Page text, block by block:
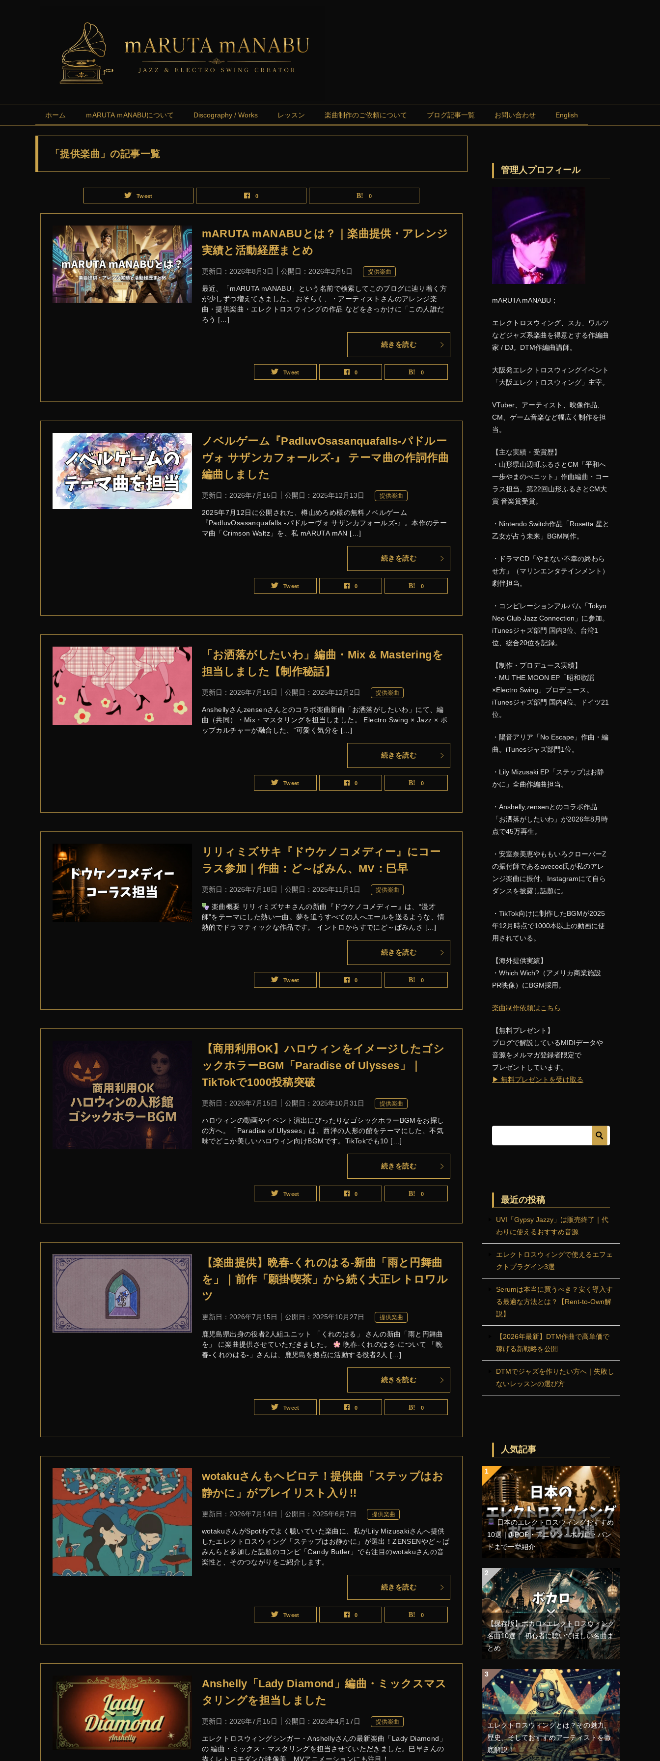
ホーム ｍARUTA ｍANABUについて Discography / Works レッスン 楽曲制作のご依頼について ブログ記事一覧 お問い合わせ English
「提供楽曲」の記事一覧
Tweet 0 0
mARUTA mANABUとは？｜楽曲提供・アレンジ
実績と活動経歴まとめ
更新日： 2026年8月3日 公開日： 2026年2月5日 提供楽曲
最近、「mARUTA mANABU」という名前で検索してこのブログに辿り着く方
が少しずつ増えてきました。 おそらく、・アーティストさんのアレンジ楽
曲・提供楽曲・エレクトロスウィングの作品 などをきっかけに「この人誰だ
ろう […]
続きを読む
Tweet 0 0
ノベルゲーム『PadluvOsasanquafalls-パドルー
ヴォ サザンカフォールズ-』 テーマ曲の作詞作曲
編曲しました
更新日： 2026年7月15日 公開日： 2025年12月13日 提供楽曲
2025年7月12日に公開された、樽山めろめ様の無料ノベルゲーム
『PadluvOsasanquafalls -パドルーヴォ サザンカフォールズ-』。本作のテー
マ曲「Crimson Waltz」を、私 mARUTA mAN […]
続きを読む
Tweet 0 0
「お洒落がしたいわ」編曲・Mix & Masteringを
担当しました【制作秘話】
更新日： 2026年7月15日 公開日： 2025年12月2日 提供楽曲
Anshellyさんzensenさんとのコラボ楽曲新曲「お洒落がしたいわ」にて、編
曲（共同）・Mix・マスタリングを担当しました。 Electro Swing × Jazz × ポ
ップカルチャーが融合した、“可愛く気分を […]
続きを読む
Tweet 0 0
リリィミズサキ『ドウケノコメディー』にコー
ラス参加｜作曲：ど～ぱみん、MV：巳早
更新日： 2026年7月18日 公開日： 2025年11月1日 提供楽曲
楽曲概要 リリィミズサキさんの新曲『ドウケノコメディー』は、“漫才
師”をテーマにした熱い一曲。夢を追うすべての人へエールを送るような、情
熱的でドラマティックな作品です。 イントロからすでにど～ぱみんさ […]
続きを読む
Tweet 0 0
【商用利用OK】ハロウィンをイメージしたゴシ
ックホラーBGM「Paradise of Ulysses」｜
TikTokで1000投稿突破
更新日： 2026年7月15日 公開日： 2025年10月31日 提供楽曲
ハロウィンの動画やイベント演出にぴったりなゴシックホラーBGMをお探し
の方へ。「Paradise of Ulysses」は、西洋の人形の館をテーマにした、不気
味でどこか美しいハロウィン向けBGMです。TikTokでも10 […]
続きを読む
Tweet 0 0
【楽曲提供】晩春-くれのはる-新曲「雨と円舞曲
を」｜前作「願掛喫茶」から続く大正レトロワル
ツ
更新日： 2026年7月15日 公開日： 2025年10月27日 提供楽曲
鹿児島県出身の役者2人組ユニット 「くれのはる」 さんの新曲「雨と円舞曲
を」 に楽曲提供させていただきました。
晩春-くれのはる-について 「晩
春-くれのはる-」さんは、鹿児島を拠点に活動する役者2人 […]
続きを読む
Tweet 0 0
wotakuさんもヘビロテ！提供曲「ステップはお
静かに」がプレイリスト入り!!
更新日： 2026年7月14日 公開日： 2025年6月7日 提供楽曲
wotakuさんがSpotifyでよく聴いていた楽曲に、私がLily Mizusakiさんへ提供
したエレクトロスウィング「ステップはお静かに」が選出！ZENSENやど～ぱ
みんらと参加した話題のコンピ「Candy Butler」でも注目のwotakuさんの音
楽性と、そのつながりをご紹介します。
続きを読む
Tweet 0 0
Anshelly「Lady Diamond」編曲・ミックスマス
タリングを担当しました
更新日： 2026年7月15日 公開日： 2025年4月17日 提供楽曲
エレクトロスウィングシンガー・Anshellyさんの最新楽曲「Lady Diamond」
の 編曲・ミックス・マスタリングを担当させていただきました。巳早さんの
描くレトロモダンな映像美、MVアニメーションにも注目！
管理人プロフィール
mARUTA mANABU；
エレクトロスウィング、スカ、ワルツ
などジャズ系楽曲を得意とする作編曲
家 / DJ。DTM作編曲講師。
大阪発エレクトロスウィングイベント
「大阪エレクトロスウィング」主宰。
VTuber、アーティスト、映像作品、
CM、ゲーム音楽など幅広く制作を担
当。
【主な実績・受賞歴】
・山形県山辺町ふるさとCM「平和へ
一歩やまのべニット」作曲編曲・コー
ラス担当。第22回山形ふるさとCM大
賞 音楽賞受賞。
・Nintendo Switch作品「Rosetta 星と
乙女が占う未来」BGM制作。
・ドラマCD「やまない不幸の終わら
せ方」（マリンエンタテインメント）
劇伴担当。
・コンピレーションアルバム「Tokyo
Neo Club Jazz Connection」に参加。
iTunesジャズ部門 国内3位、台湾1
位、総合20位を記録。
【制作・プロデュース実績】
・MU THE MOON EP「昭和歌謡
×Electro Swing」プロデュース。
iTunesジャズ部門 国内4位、ドイツ21
位。
・陽音アリア「No Escape」作曲・編
曲。iTunesジャズ部門1位。
・Lily Mizusaki EP「ステップはお静
かに」全曲作編曲担当。
・Anshelly,zensenとのコラボ作品
「お洒落がしたいわ」が2026年8月時
点で45万再生。
・安室奈美恵やももいろクローバーZ
の振付師であるavecoo氏が私のアレ
ンジ楽曲に振付、Instagramにて自ら
ダンスを披露し話題に。
・TikTok向けに制作したBGMが2025
年12月時点で1000本以上の動画に使
用されている。
【海外提供実績】
・Which Wich?（アメリカ商業施設
PR映像）にBGM採用。
楽曲制作依頼はこちら
【無料プレゼント】
ブログで解説しているMIDIデータや
音源をメルマガ登録者限定で
プレゼントしています。
▶ 無料プレゼントを受け取る
最近の投稿
UVI「Gypsy Jazzy」は販売終了｜代
わりに使えるおすすめ音源
エレクトロスウィングで使えるエフェ
クトプラグイン3選
Serumは本当に買うべき？安く導入す
る最適な方法とは？【Rent-to-Own解
説】
【2026年最新】DTM作曲で高単価で
稼げる新戦略を公開
DTMでジャズを作りたい方へ｜失敗し
ないレッスンの選び方
人気記事
日本のエレクトロスウィングおすすめ
10選｜J-POP・アニソン・ボカロ・バン
ドまで一挙紹介
【保存版】ボカロ×エレクトロスウィング
名曲10選｜ 初心者に聴いてほしい名曲ま
とめ
エレクトロスウィングとは？その魅力、
歴史、そしておすすめアーティストを徹
底解説！